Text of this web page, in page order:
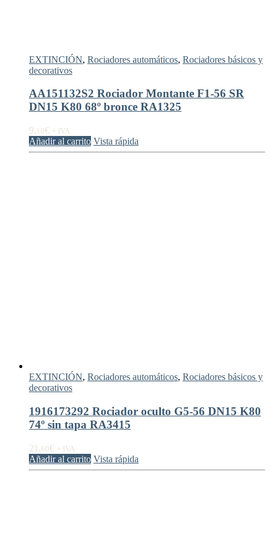
EXTINCIÓN, Rociadores automáticos, Rociadores básicos y
decorativos
AA151132S2 Rociador Montante F1-56 SR
DN15 K80 68º bronce RA1325
9, 18€ + IVA
Añadir al carrito Vista rápida
EXTINCIÓN, Rociadores automáticos, Rociadores básicos y
decorativos
1916173292 Rociador oculto G5-56 DN15 K80
74º sin tapa RA3415
21,60€ + IVA
Añadir al carrito Vista rápida